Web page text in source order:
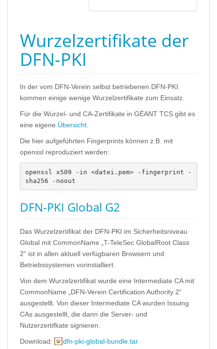
Wurzelzertifikate der
DFN-PKI
In der vom DFN-Verein selbst betriebenen DFN-PKI
kommen einige wenige Wurzelzertifikate zum Einsatz.
Für die Wurzel- und CA-Zertifikate in GÉANT TCS gibt es
eine eigene Übersicht
Die hier aufgeführten Fingerprints können z.B. mit
openssl reproduziert werden:
openssl x509 -in <datei.pem> -fingerprint -
sha256 -noout
DFN-PKI Global G2
Das Wurzelzertifikat der DFN-PKI im Sicherheitsniveau
Global mit CommonName „T-TeleSec GlobalRoot Class
2“ ist in allen aktuell verfügbaren Browsern und
Betriebssystemen vorinstalliert.
Von dem Wurzelzertifikat wurde eine Intermediate CA mit
CommonName „DFN-Verein Certification Authority 2“
ausgestellt. Von dieser Intermediate CA wurden Issuing
CAs ausgestellt, die dann die Server- und
Nutzerzertifkate signieren.
Download: dfn-pki-global-bundle.tar